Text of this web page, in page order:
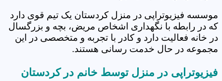
موسسه فیزیوتراپی در منزل کردستان یک تیم قوی دارد
که در رابطه با نگهداری اشخاص مریض، بچه و بزرگسال
در خانه فعالیت دارد و کادر با تجربه و متخصصی در این
مجموعه در حال خدمت رسانی هستند.
فیزیوتراپی در منزل توسط خانم در کردستان